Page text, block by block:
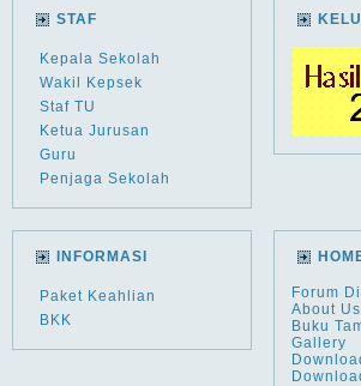
STAF
Kepala Sekolah
Wakil Kepsek
Staf TU
Ketua Jurusan
Guru
Penjaga Sekolah
INFORMASI
Paket Keahlian
BKK
Forum
About Us
Buku
Gallery